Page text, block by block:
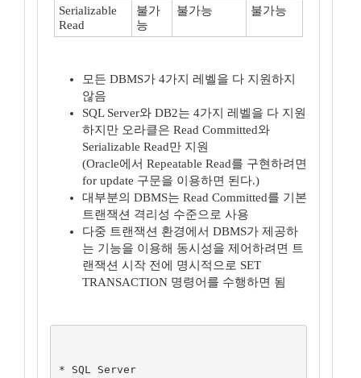
Serializable
Read
불가
능
불가능 불가능
모든 DBMS가 4가지 레벨을 다 지원하지
않음
SQL Server와 DB2는 4가지 레벨을 다 지원
하지만 오라클은 Read Committed와
Serializable Read만 지원
(Oracle에서 Repeatable Read를 구현하려면
for update 구문을 이용하면 된다.)
대부분의 DBMS는 Read Committed를 기본
트랜잭션 격리성 수준으로 사용
다중 트랜잭션 환경에서 DBMS가 제공하
는 기능을 이용해 동시성을 제어하려면 트
랜잭션 시작 전에 명시적으로 SET
TRANSACTION 명령어를 수행하면 됨
* SQL Server